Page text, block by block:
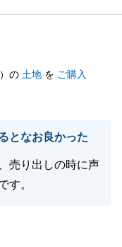
とやご相談等ござ
す。
）の 土地 を ご購入
となお良かった
売り出しの時に声
す。